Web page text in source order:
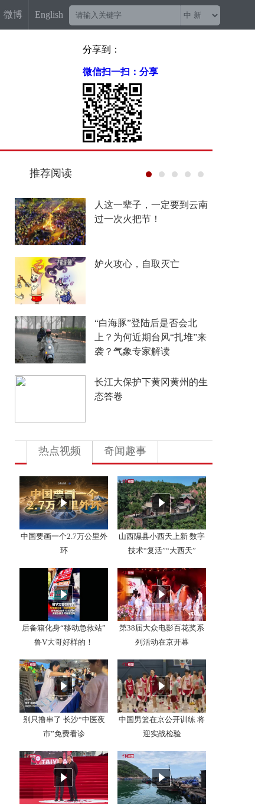
微博 English
分享到：
微信扫一扫：分享
推荐阅读
人这一辈子，一定要到云南
过一次火把节！
妒火攻心，自取灭亡
“白海豚”登陆后是否会北
上？为何近期台风“扎堆”来
袭？气象专家解读
长江大保护下黄冈黄州的生
态答卷
热点视频 奇闻趣事
中国要画一个2.7万公里外
环
山西隰县小西天上新 数字
技术“复活”“大西天”
后备箱化身“移动急救站”
鲁V大哥好样的！
第38届大众电影百花奖系
列活动在京开幕
别只撸串了 长沙“中医夜
市”免费看诊
中国男篮在京公开训练 将
迎实战检验